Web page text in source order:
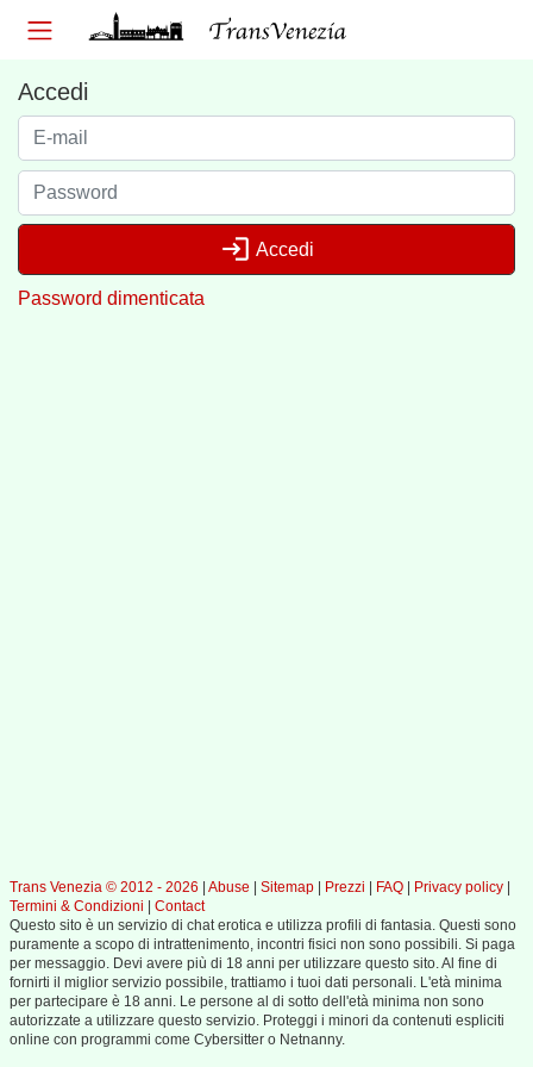
Accedi
login Accedi
Password dimenticata
Trans Venezia © 2012 - 2026 Abuse Sitemap| Prezzi FAQ| Privacy policy|
Termini & Condizioni
Contact
Questo sito è un servizio di chat erotica e utilizza profili di fantasia. Questi sono
puramente a scopo di intrattenimento, incontri fisici non sono possibili. Si paga
per messaggio. Devi avere più di 18 anni per utilizzare questo sito. Al fine di
fornirti il miglior servizio possibile, trattiamo i tuoi dati personali. L'età minima
per partecipare è 18 anni. Le persone al di sotto dell'età minima non sono
autorizzate a utilizzare questo servizio. Proteggi i minori da contenuti espliciti
online con programmi come Cybersitter o Netnanny.